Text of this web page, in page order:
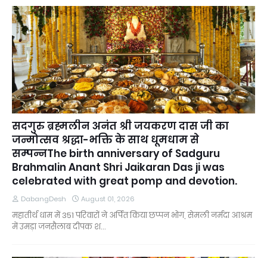
सदगुरु ब्रह्मलीन अनंत श्री जयकरण दास जी का
जन्मोत्सव श्रद्धा-भक्ति के साथ धूमधाम से
सम्पन्नThe birth anniversary of Sadguru
Brahmalin Anant Shri Jaikaran Das ji was
celebrated with great pomp and devotion.
DabangDesh August 01, 2026
महातीर्थ धाम में 351 परिवारों ने अर्पित किया छप्पन भोग, सेमली नर्मदा आश्रम
में उमड़ा जनसैलाब दीपक श…